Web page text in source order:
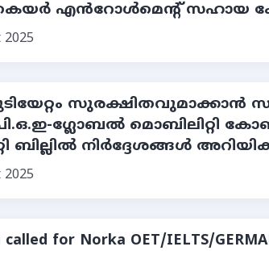
എൻറോൾമെന്റ് സഹായ
2025
സുരക്ഷിതവുമാക്കാന്‍
ഗ്ലോബല്‍ മൊബിലിറ്റി
ബില്ലില്‍ നിര്‍ദ്ദേശങ്ങള്‍
2025
for Norka OET/IELTS/